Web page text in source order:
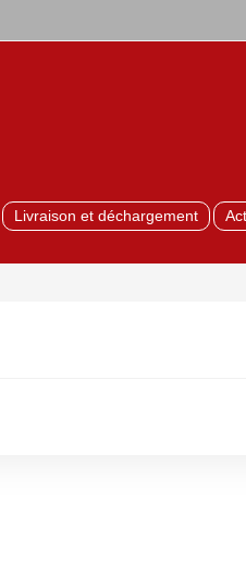
Livraison et déchargement